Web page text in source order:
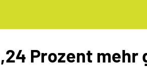
Prozent mehr